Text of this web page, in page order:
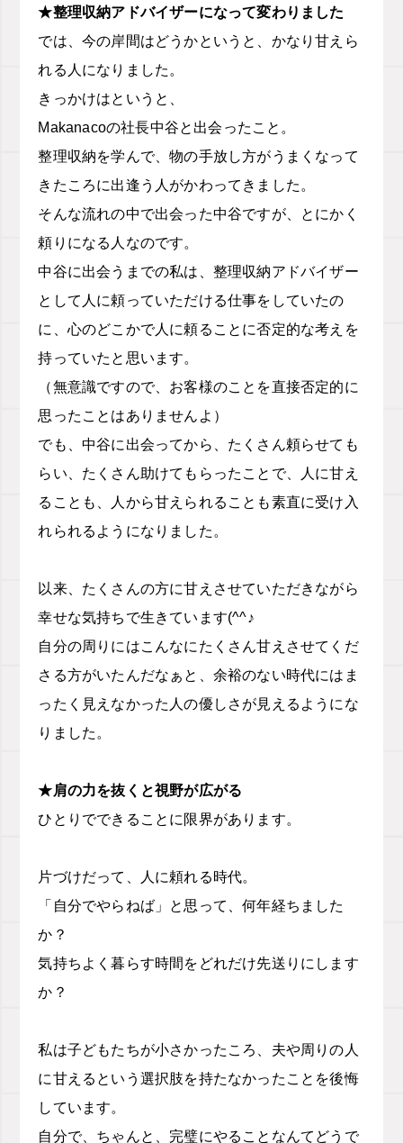
★整理収納アドバイザーになって変わりました
では、今の岸間はどうかというと、かなり甘えら
れる人になりました。
きっかけはというと、
Makanacoの社長中谷と出会ったこと。
整理収納を学んで、物の手放し方がうまくなって
きたころに出逢う人がかわってきました。
そんな流れの中で出会った中谷ですが、とにかく
頼りになる人なのです。
中谷に出会うまでの私は、整理収納アドバイザー
として人に頼っていただける仕事をしていたの
に、心のどこかで人に頼ることに否定的な考えを
持っていたと思います。
（無意識ですので、お客様のことを直接否定的に
思ったことはありませんよ）
でも、中谷に出会ってから、たくさん頼らせても
らい、たくさん助けてもらったことで、人に甘え
ることも、人から甘えられることも素直に受け入
れられるようになりました。
以来、たくさんの方に甘えさせていただきながら
幸せな気持ちで生きています(^^♪
自分の周りにはこんなにたくさん甘えさせてくだ
さる方がいたんだなぁと、余裕のない時代にはま
ったく見えなかった人の優しさが見えるようにな
りました。
★肩の力を抜くと視野が広がる
ひとりでできることに限界があります。
片づけだって、人に頼れる時代。
「自分でやらねば」と思って、何年経ちました
か？
気持ちよく暮らす時間をどれだけ先送りにします
か？
私は子どもたちが小さかったころ、夫や周りの人
に甘えるという選択肢を持たなかったことを後悔
しています。
自分で、ちゃんと、完璧にやることなんてどうで